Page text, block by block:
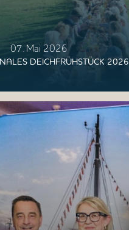
07. Mai 2026
DEICHFRÜHSTÜCK 2026